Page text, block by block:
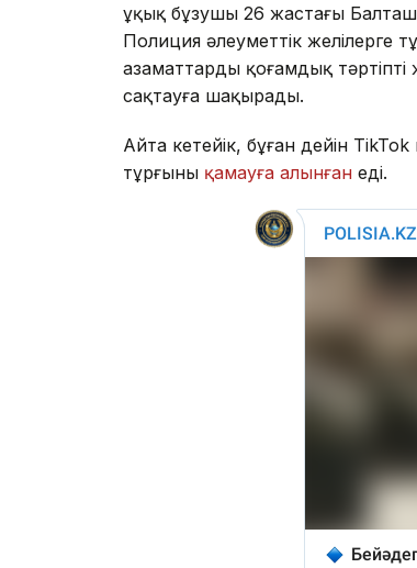
Құқық бұзушы 26 жастағы
Полиция әлеуметтік желілерге
азаматтарды қоғамдық
сақтауға шақырады.
Айта кетейік, бұған дейін
тұрғыны қамауға алынған еді.